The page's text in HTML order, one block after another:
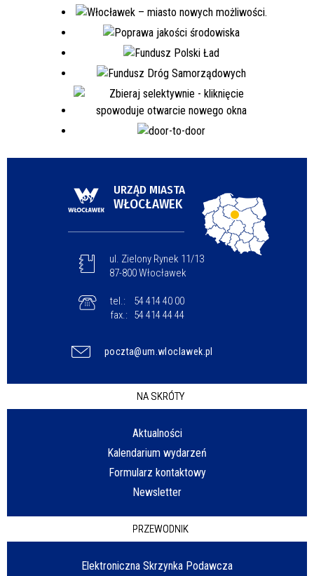
URZĄD MIASTA
WŁOCŁAWEK
ul. Zielony Rynek 11/13
87-800 Włocławek
tel.:
54 414 40 00
fax.:
54 414 44 44
poczta@um.wloclawek.pl
NA SKRÓTY
Aktualności
Kalendarium wydarzeń
Formularz kontaktowy
Newsletter
PRZEWODNIK
Elektroniczna Skrzynka Podawcza